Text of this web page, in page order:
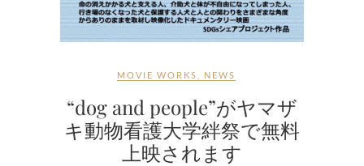
MOVIE WORKS NEWS
“dog and people”がヤマザ
キ動物看護大学絆祭で無料
上映されます